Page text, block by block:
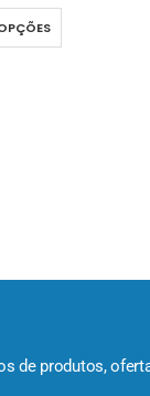
de produtos,